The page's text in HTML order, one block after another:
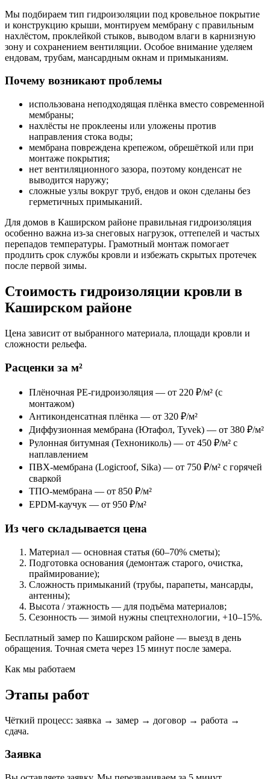
Мы подбираем тип гидроизоляции под кровельное покрытие
и конструкцию крыши, монтируем мембрану с правильным
нахлёстом, проклейкой стыков, выводом влаги в карнизную
зону и сохранением вентиляции. Особое внимание уделяем
ендовам, трубам, мансардным окнам и примыканиям.
Почему возникают проблемы
использована неподходящая плёнка вместо современной
мембраны;
нахлёсты не проклеены или уложены против
направления стока воды;
мембрана повреждена крепежом, обрешёткой или при
монтаже покрытия;
нет вентиляционного зазора, поэтому конденсат не
выводится наружу;
сложные узлы вокруг труб, ендов и окон сделаны без
герметичных примыканий.
Для домов в Каширском районе правильная гидроизоляция
особенно важна из-за снеговых нагрузок, оттепелей и частых
перепадов температуры. Грамотный монтаж помогает
продлить срок службы кровли и избежать скрытых протечек
после первой зимы.
Стоимость гидроизоляции кровли в
Каширском районе
Цена зависит от выбранного материала, площади кровли и
сложности рельефа.
Расценки за м²
Плёночная PE-гидроизоляция — от 220 ₽/м² (с
монтажом)
Антиконденсатная плёнка — от 320 ₽/м²
Диффузионная мембрана (Ютафол, Tyvek) — от 380 ₽/м²
Рулонная битумная (Технониколь) — от 450 ₽/м² с
наплавлением
ПВХ-мембрана (Logicroof, Sika) — от 750 ₽/м² с горячей
сваркой
ТПО-мембрана — от 850 ₽/м²
EPDM-каучук — от 950 ₽/м²
Из чего складывается цена
Материал — основная статья (60–70% сметы);
Подготовка основания (демонтаж старого, очистка,
праймирование);
Сложность примыканий (трубы, парапеты, мансарды,
антенны);
Высота / этажность — для подъёма материалов;
Сезонность — зимой нужны спецтехнологии, +10–15%.
Бесплатный замер по Каширском районе — выезд в день
обращения. Точная смета через 15 минут после замера.
Как мы работаем
Этапы работ
Чёткий процесс: заявка → замер → договор → работа →
сдача.
Заявка